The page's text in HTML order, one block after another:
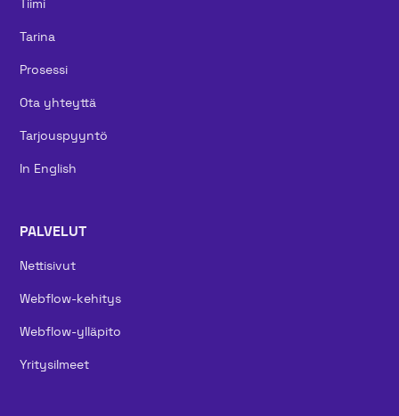
Tiimi
Tarina
Prosessi
Ota yhteyttä
Tarjouspyyntö
In English
PALVELUT
Nettisivut
Webflow-kehitys
Webflow-ylläpito
Yritysilmeet